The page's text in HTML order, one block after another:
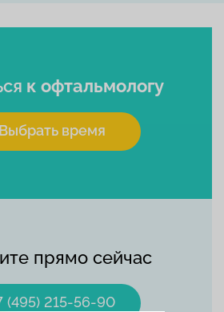
прямо сейчас
(495) 215-56-90
к офтальмологу
Выбрать время